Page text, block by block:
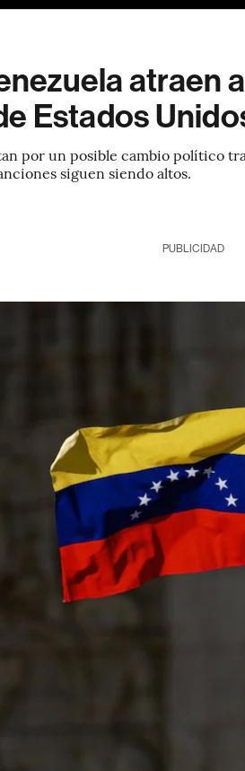
atraen
Estados
por un posible cambio político
siguen siendo altos.
PUBLICIDAD